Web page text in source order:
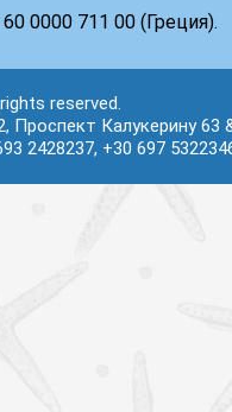
0000 711 00 (Греция).
reserved.
Проспект Калукерину 63
2428237, +30 697